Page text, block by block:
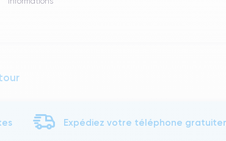
Expédiez votre téléphone